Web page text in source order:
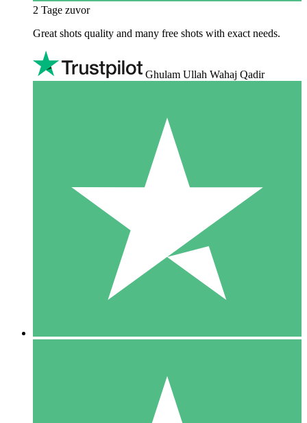
2 Tage zuvor
Great shots quality and many free shots with exact needs.
Ghulam Ullah Wahaj Qadir